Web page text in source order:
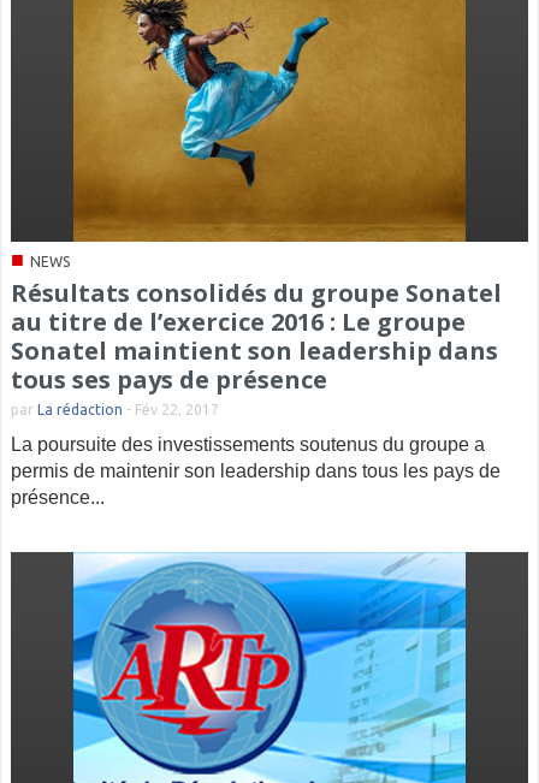
■ NEWS
Résultats consolidés du groupe Sonatel
au titre de l’exercice 2016 : Le groupe
Sonatel maintient son leadership dans
tous ses pays de présence
par La rédaction - Fév 22, 2017
La poursuite des investissements soutenus du groupe a
permis de maintenir son leadership dans tous les pays de
présence...